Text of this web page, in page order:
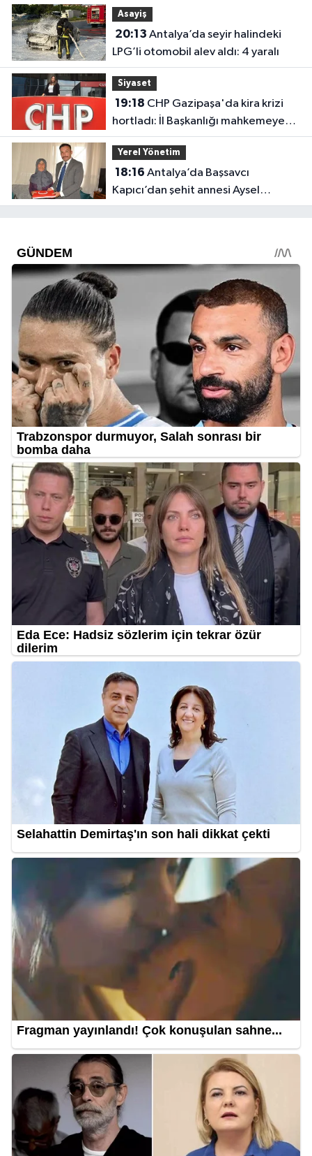
Asayiş
20:13
LPG’li otomobil alev aldı: 4 yaralı
Siyaset
19:18
hortladı: İl Başkanlığı mahkemeye
gitti
Yerel Yönetim
18:16
Kapıcı’dan şehit annesi Aysel
Belen’e anlamlı ziyaret